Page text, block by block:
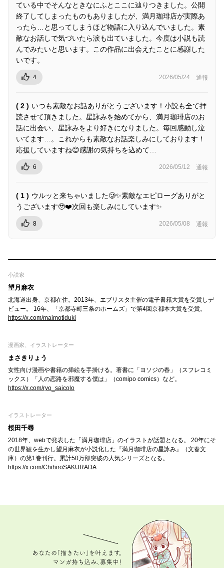
ている中でそんなときなにふとここに辿りつきました。公開
終了してしまったものもありましたが、満月珈琲店が実際あ
ったら…と思ってしまうほど物語に入り込んでいました。素
敵なお話しで気づいたら涙も出ていました。今度は小説も読
んでみたいと思います。この作品に出会えたことに感謝した
いです。
4 2026/05/24 通報
( 2 ) いつも素敵なお話ありがとうございます！小説も全て拝
読させて頂きました。星詠みを始めてから、満月珈琲店のお
話に出会い、星詠みをより好きになりました。毎回感動し泣
いてます…。これからも素敵なお話楽しみにしております！
応援していますね😊感謝の気持ちを込めて…
6 2026/05/12 通報
( 1 ) ウルッと来ちゃいました🥲✨素敵なエピローグありがと
うございます🥹❤️次回も楽しみにしています✨
8 2026/05/08 通報
小説家
望月麻衣
北海道出身、京都在住。2013年、エブリスタ主催の電子書籍大賞を受賞しデ
ビュー。 16年、「京都寺町三条のホームズ」で第4回京都本大賞を受賞。
https://x.com/maimotiduki
漫画家、イラストレーター
まさきりょう
女性向け漫画や書籍の挿絵を手掛ける。著書に「ヨソジの春」（スフレコミ
ックス）「人の恋路を邪魔する僕は」（comipo comics）など。
https://x.com/ryo_saicolo
イラストレーター
桜田千尋
2018年、webで発表した「満月珈琲店」のイラストが話題となる。 20年にそ
の世界観を生かし望月麻衣が小説化した『満月珈琲店の星詠み』（文春文
庫）の第1巻刊行。累計50万部突破の人気シリーズとなる。
https://x.com/ChihiroSAKURADA
あなたの「描きたい」を叶えます。 マンガ持ち込
み、募集中！